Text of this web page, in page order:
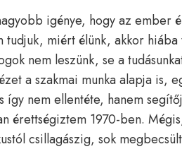
igénye, hogy az ember
tudjuk, miért élünk, akkor hiába
nem leszünk, se a
a szakmai munka alapja is,
így nem ellentéte, hanem
érettségiztem 1970-ben.
csillagászig, sok